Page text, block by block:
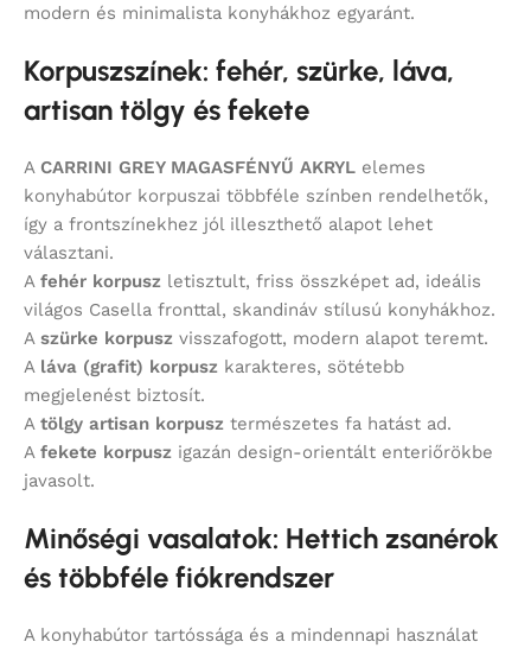
modern és minimalista konyhákhoz egyaránt.
Korpuszszínek: fehér, szürke, láva,
artisan tölgy és fekete
A CARRINI GREY MAGASFÉNYŰ AKRYL elemes
konyhabútor korpuszai többféle színben rendelhetők,
így a frontszínekhez jól illeszthető alapot lehet
választani.
A fehér korpusz letisztult, friss összképet ad, ideális
világos Casella fronttal, skandináv stílusú konyhákhoz.
A szürke korpusz visszafogott, modern alapot teremt.
A láva (grafit) korpusz karakteres, sötétebb
megjelenést biztosít.
A tölgy artisan korpusz természetes fa hatást ad.
A fekete korpusz igazán design-orientált enteriőrökbe
javasolt.
Minőségi vasalatok: Hettich zsanérok
és többféle fiókrendszer
A konyhabútor tartóssága és a mindennapi használat